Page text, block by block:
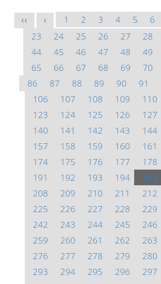
<< < 1 2 3 4 5 6
23
24 25 26 27 28
44
45 46 47 48 49
65
66 67 68 69 70
86
87 88 89 90 91
106
107 108 109 110
123
124 125 126 127
140
141 142 143 144
157
158 159 160 161
174
175 176 177 178
191
192 193 194 195
208
209 210 211 212
225
226 227 228 229
242
243 244 245 246
259
260 261 262 263
276
277 278 279 280
293
294 295 296 297